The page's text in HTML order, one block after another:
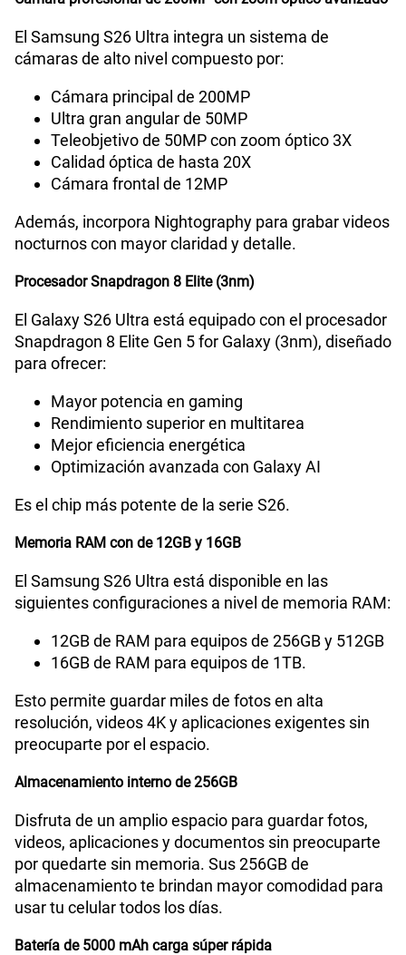
Lector de Huella
VoLTE
VoWiFi
Compatibilidad con eSIM
El Samsung S26 Ultra integra un sistema de
cámaras de alto nivel compuesto por:
Cámara principal de 200MP
Ultra gran angular de 50MP
Teleobjetivo de 50MP con zoom óptico 3X
Calidad óptica de hasta 20X
Cámara frontal de 12MP
Además, incorpora Nightography para grabar videos
nocturnos con mayor claridad y detalle.
Procesador Snapdragon 8 Elite (3nm)
El Galaxy S26 Ultra está equipado con el procesador
Snapdragon 8 Elite Gen 5 for Galaxy (3nm), diseñado
para ofrecer:
Mayor potencia en gaming
Rendimiento superior en multitarea
Mejor eficiencia energética
Optimización avanzada con Galaxy AI
Es el chip más potente de la serie S26.
Memoria RAM con de 12GB y 16GB
El Samsung S26 Ultra está disponible en las
siguientes configuraciones a nivel de memoria RAM:
12GB de RAM para equipos de 256GB y 512GB
16GB de RAM para equipos de 1TB.
Esto permite guardar miles de fotos en alta
resolución, videos 4K y aplicaciones exigentes sin
preocuparte por el espacio.
Almacenamiento interno de 256GB
Disfruta de un amplio espacio para guardar fotos,
videos, aplicaciones y documentos sin preocuparte
por quedarte sin memoria. Sus 256GB de
almacenamiento te brindan mayor comodidad para
usar tu celular todos los días.
Batería de 5000 mAh carga súper rápida